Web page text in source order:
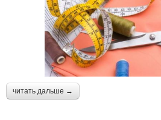
читать дальше →